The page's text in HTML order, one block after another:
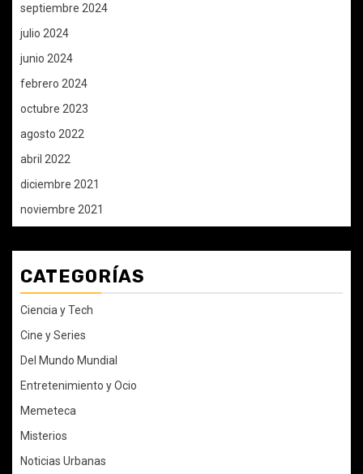
septiembre 2024
julio 2024
junio 2024
febrero 2024
octubre 2023
agosto 2022
abril 2022
diciembre 2021
noviembre 2021
CATEGORÍAS
Ciencia y Tech
Cine y Series
Del Mundo Mundial
Entretenimiento y Ocio
Memeteca
Misterios
Noticias Urbanas